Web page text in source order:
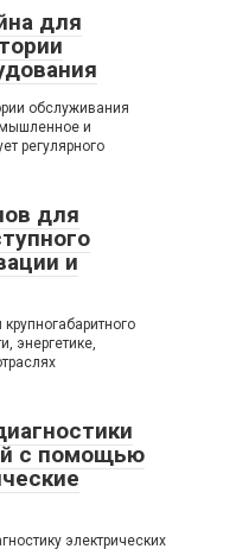
для
обслуживания
и
регулярного
для
и
энергетике,
с помощью
электрических